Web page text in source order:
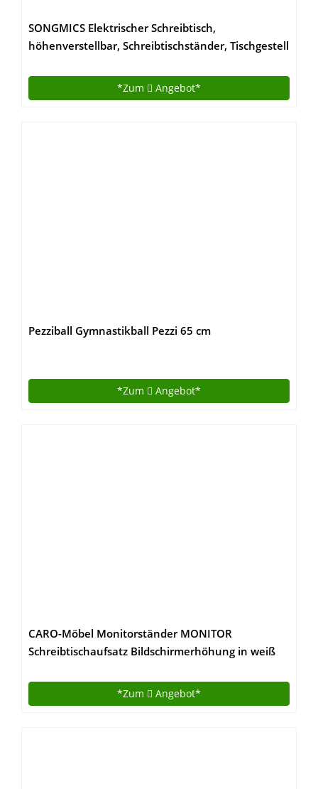
SONGMICS Elektrischer Schreibtisch,
höhenverstellbar, Schreibtischständer, Tischgestell
vintagebraun-schwarz LSD012B01
*Zum Angebot*
Pezziball Gymnastikball Pezzi 65 cm
*Zum Angebot*
CARO-Möbel Monitorständer MONITOR
Schreibtischaufsatz Bildschirmerhöhung in weiß
*Zum Angebot*